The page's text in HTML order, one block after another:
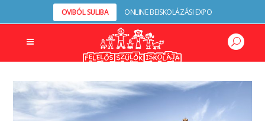
OVIBÓL SULIBA ONLINE BEISKOLÁZÁSI EXPO